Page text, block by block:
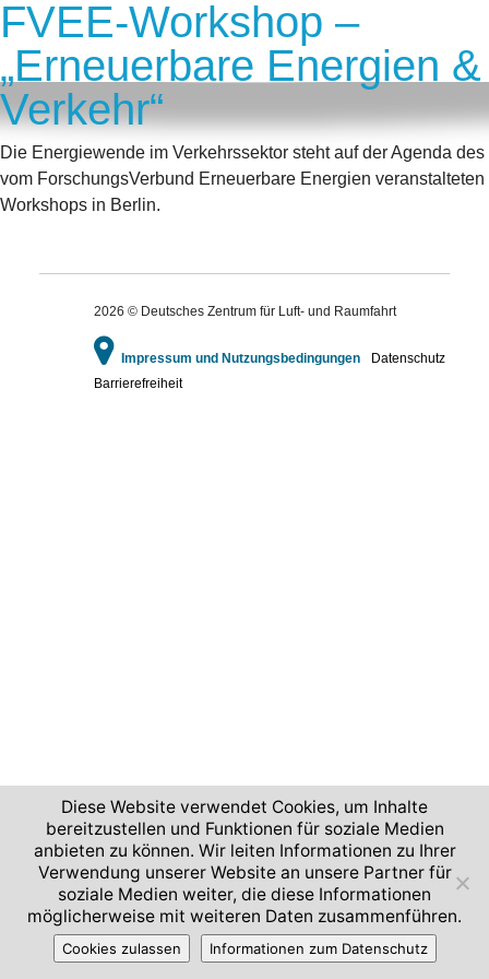
FVEE-Workshop –
„Erneuerbare Energien &
Verkehr“
Die Energiewende im Verkehrssektor steht auf der Agenda des
vom ForschungsVerbund Erneuerbare Energien veranstalteten
Workshops in Berlin.
2026 © Deutsches Zentrum für Luft- und Raumfahrt
Impressum und Nutzungsbedingungen
Datenschutz
Barrierefreiheit
Diese Website verwendet Cookies, um Inhalte
bereitzustellen und Funktionen für soziale Medien
anbieten zu können. Wir leiten Informationen zu Ihrer
Verwendung unserer Website an unsere Partner für
soziale Medien weiter, die diese Informationen
möglicherweise mit weiteren Daten zusammenführen.
Cookies zulassen Informationen zum Datenschutz